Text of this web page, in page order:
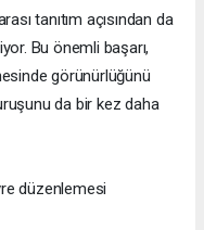
tanıtım açısından da
Bu önemli başarı,
görünürlüğünü
da bir kez daha
düzenlemesi